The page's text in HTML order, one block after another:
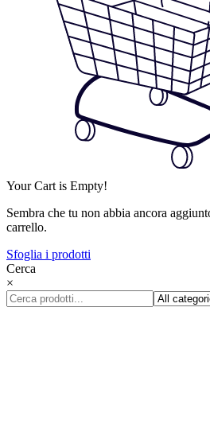
Your Cart is Empty!
Sembra che tu non abbia ancora
carrello.
Sfoglia i prodotti
Cerca
×